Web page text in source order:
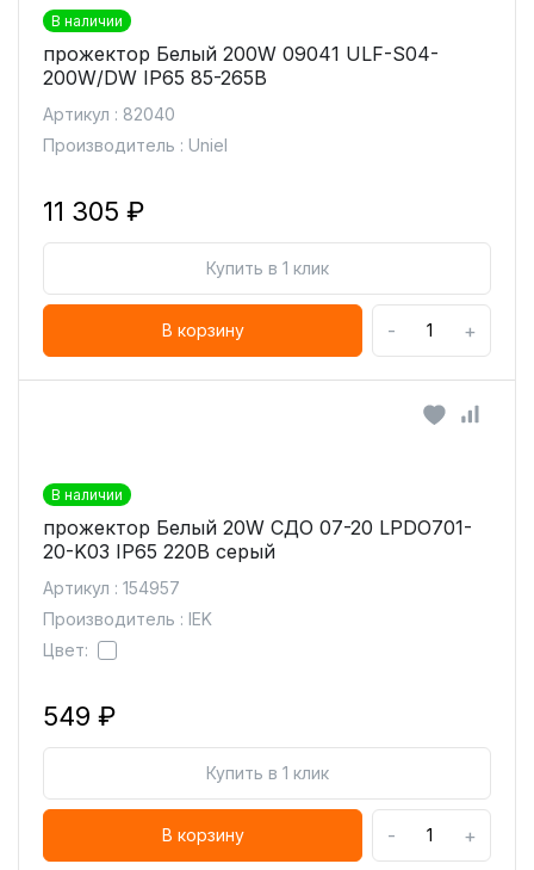
В наличии
прожектор Белый 200W 09041 ULF-S04-
200W/DW IP65 85-265В
Артикул : 82040
Производитель : Uniel
11 305 ₽
Купить в 1 клик
В корзину - +
В наличии
прожектор Белый 20W СДО 07-20 LPDO701-
20-K03 IP65 220В серый
Артикул : 154957
Производитель : IEK
Цвет:
549 ₽
Купить в 1 клик
В корзину - +